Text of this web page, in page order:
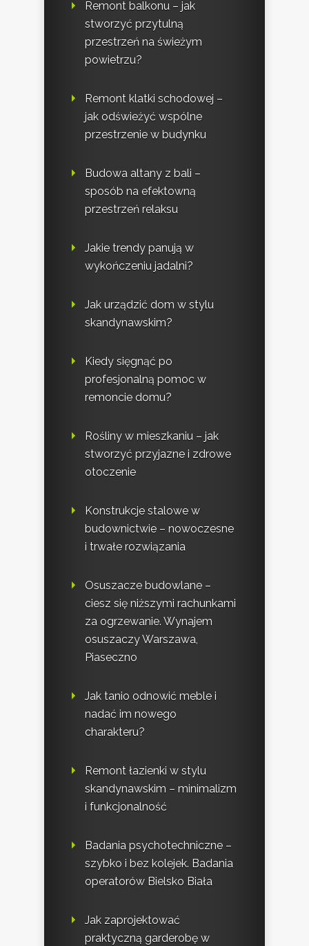
Remont balkonu – jak
stworzyć przytulną
przestrzeń na świeżym
powietrzu?
Remont klatki schodowej –
jak odświeżyć wspólne
przestrzenie w budynku
Budowa altany z bali –
sposób na efektowną
przestrzeń relaksu
Jakie trendy panują w
wykończeniu jadalni?
Jak urządzić dom w stylu
skandynawskim?
Kiedy sięgnąć po
profesjonalną pomoc w
remoncie domu?
Rośliny w mieszkaniu – jak
stworzyć przyjazne i zdrowe
otoczenie
Konstrukcje stalowe w
budownictwie – nowoczesne
i trwałe rozwiązania
Osuszacze budowlane –
ciesz się niższymi rachunkami
za ogrzewanie. Wynajem
osuszaczy Warszawa,
Piaseczno
Jak tanio odnowić meble i
nadać im nowego
charakteru?
Remont łazienki w stylu
skandynawskim – minimalizm
i funkcjonalność
Badania psychotechniczne –
szybko i bez kolejek. Badania
operatorów Bielsko Biała
Jak zaprojektować
praktyczną garderobę w